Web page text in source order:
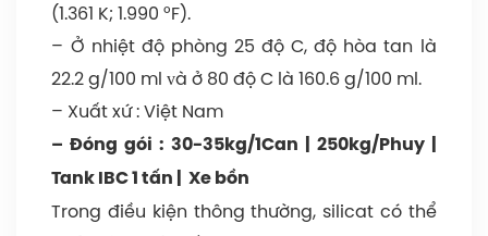
(1.361 K; 1.990 °F).
– Ở nhiệt độ phòng 25 độ C, độ hòa tan là
22.2 g/100 ml ᴠà ở 80 độ C là 160.6 g/100 ml.
– Xuất xứ : Việt Nam
– Đóng gói : 30-35kg/1Can | 250kg/Phuy |
Tank IBC 1 tấn | Xe bồn
Trong điều kiện thông thường, silicat có thể